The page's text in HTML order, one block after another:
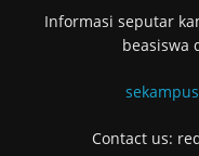
Informasi seputar
beasiswa
Contact us: